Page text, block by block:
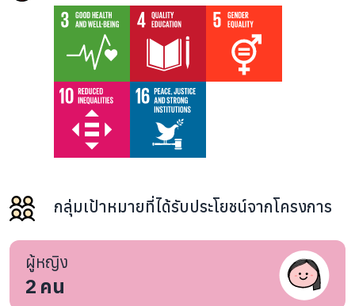
กลุ่มเป้าหมายที่ได้รับประโยชน์จากโครงการ
ผู้หญิง
2 คน